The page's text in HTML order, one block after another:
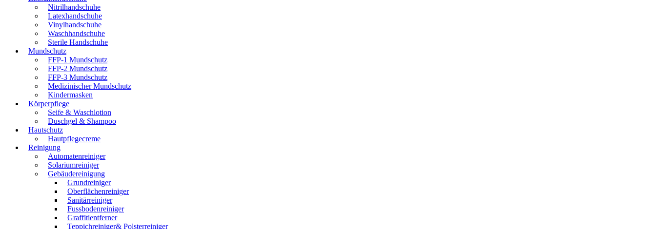
Nitrilhandschuhe
Latexhandschuhe
Vinylhandschuhe
Waschhandschuhe
Sterile Handschuhe
Mundschutz
FFP-1 Mundschutz
FFP-2 Mundschutz
FFP-3 Mundschutz
Medizinischer Mundschutz
Kindermasken
Körperpflege
Seife & Waschlotion
Duschgel & Shampoo
Hautschutz
Hautpflegecreme
Reinigung
Automatenreiniger
Solariumreiniger
Gebäudereinigung
Grundreiniger
Oberflächenreiniger
Sanitärreiniger
Fussbodenreiniger
Graffitientferner
Teppichreiniger& Polsterreiniger